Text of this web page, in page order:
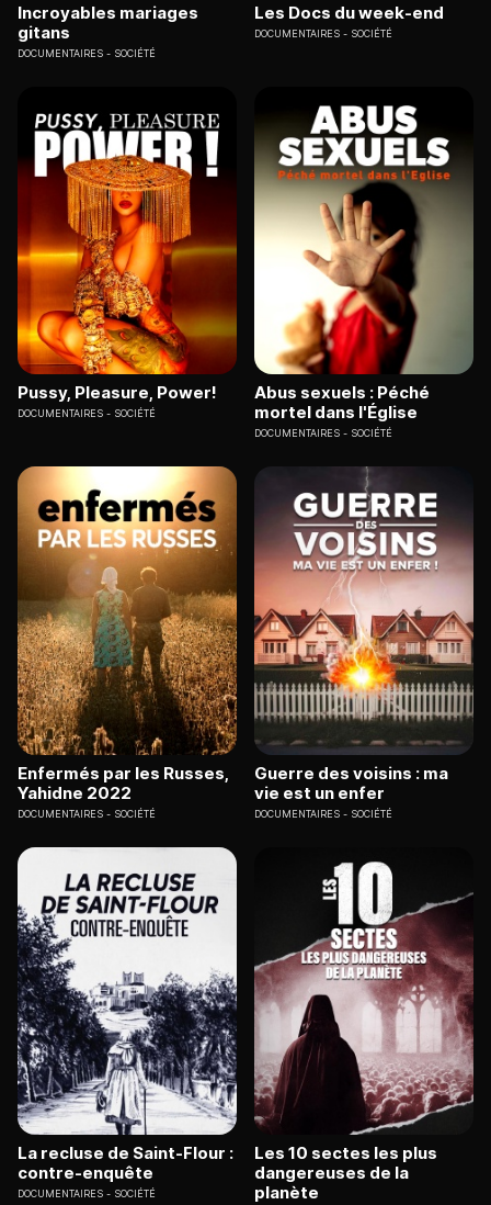
Incroyables mariages
gitans
DOCUMENTAIRES SOCIÉTÉ
Les Docs du week-end
DOCUMENTAIRES SOCIÉTÉ
Pussy, Pleasure, Power!
DOCUMENTAIRES SOCIÉTÉ
Abus sexuels : Péché
mortel dans l'Église
DOCUMENTAIRES SOCIÉTÉ
Enfermés par les Russes,
Yahidne 2022
DOCUMENTAIRES SOCIÉTÉ
Guerre des voisins : ma
vie est un enfer
DOCUMENTAIRES SOCIÉTÉ
La recluse de Saint-Flour :
contre-enquête
DOCUMENTAIRES SOCIÉTÉ
Les 10 sectes les plus
dangereuses de la
planète